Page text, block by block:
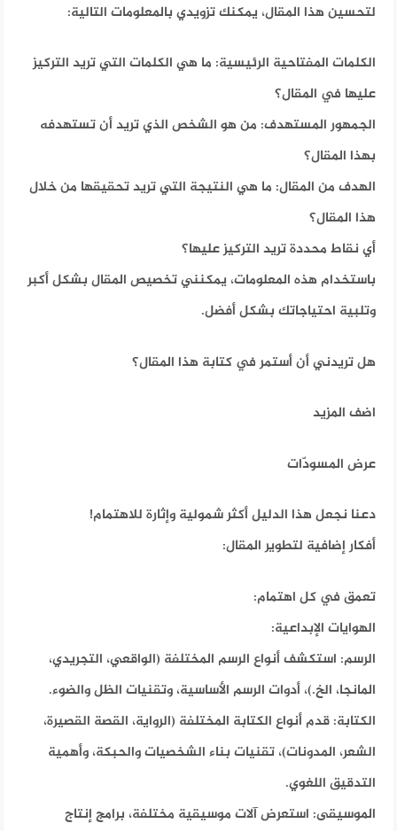
لتحسين هذا المقال، يمكنك تزويدي بالمعلومات التالية:
الكلمات المفتاحية الرئيسية: ما هي الكلمات التي تريد التركيز
عليها في المقال؟
الجمهور المستهدف: من هو الشخص الذي تريد أن تستهدفه
بهذا المقال؟
الهدف من المقال: ما هي النتيجة التي تريد تحقيقها من خلال
هذا المقال؟
أي نقاط محددة تريد التركيز عليها؟
باستخدام هذه المعلومات، يمكنني تخصيص المقال بشكل أكبر
وتلبية احتياجاتك بشكل أفضل.
هل تريدني أن أستمر في كتابة هذا المقال؟
اضف المزيد
عرض المسودّات
دعنا نجعل هذا الدليل أكثر شمولية وإثارة للاهتمام!
أفكار إضافية لتطوير المقال:
تعمق في كل اهتمام:
الهوايات الإبداعية:
الرسم: استكشف أنواع الرسم المختلفة (الواقعي، التجريدي،
المانجا، الخ.)، أدوات الرسم الأساسية، وتقنيات الظل والضوء.
الكتابة: قدم أنواع الكتابة المختلفة (الرواية، القصة القصيرة،
الشعر، المدونات)، تقنيات بناء الشخصيات والحبكة، وأهمية
التدقيق اللغوي.
الموسيقى: استعرض آلات موسيقية مختلفة، برامج إنتاج